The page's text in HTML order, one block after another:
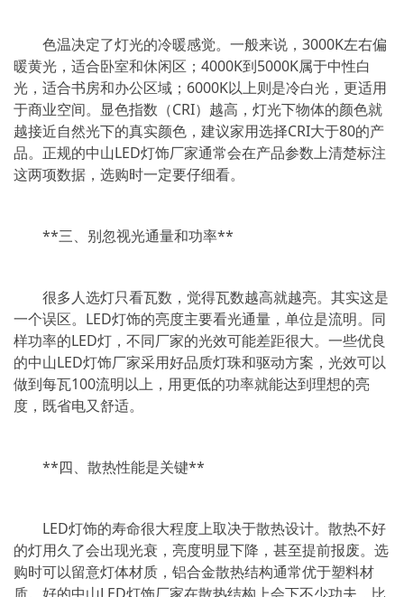
色温决定了灯光的冷暖感觉。一般来说，3000K左右偏
暖黄光，适合卧室和休闲区；4000K到5000K属于中性白
光，适合书房和办公区域；6000K以上则是冷白光，更适用
于商业空间。显色指数（CRI）越高，灯光下物体的颜色就
越接近自然光下的真实颜色，建议家用选择CRI大于80的产
品。正规的中山LED灯饰厂家通常会在产品参数上清楚标注
这两项数据，选购时一定要仔细看。
**三、别忽视光通量和功率**
很多人选灯只看瓦数，觉得瓦数越高就越亮。其实这是
一个误区。LED灯饰的亮度主要看光通量，单位是流明。同
样功率的LED灯，不同厂家的光效可能差距很大。一些优良
的中山LED灯饰厂家采用好品质灯珠和驱动方案，光效可以
做到每瓦100流明以上，用更低的功率就能达到理想的亮
度，既省电又舒适。
**四、散热性能是关键**
LED灯饰的寿命很大程度上取决于散热设计。散热不好
的灯用久了会出现光衰，亮度明显下降，甚至提前报废。选
购时可以留意灯体材质，铝合金散热结构通常优于塑料材